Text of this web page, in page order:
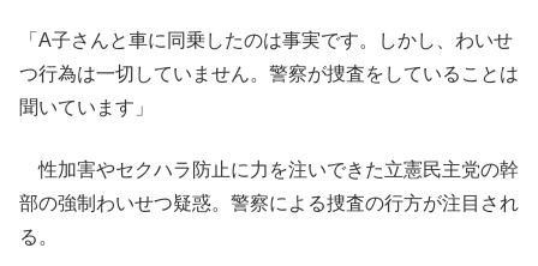
「A子さんと車に同乗したのは事実です。しかし、わいせ
つ行為は一切していません。警察が捜査をしていることは
聞いています」
性加害やセクハラ防止に力を注いできた立憲民主党の幹
部の強制わいせつ疑惑。警察による捜査の行方が注目され
る。